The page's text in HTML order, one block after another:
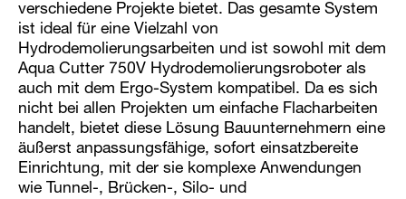
verschiedene Projekte bietet. Das gesamte System
ist ideal für eine Vielzahl von
Hydrodemolierungsarbeiten und ist sowohl mit dem
Aqua Cutter 750V Hydrodemolierungsroboter als
auch mit dem Ergo-System kompatibel. Da es sich
nicht bei allen Projekten um einfache Flacharbeiten
handelt, bietet diese Lösung Bauunternehmern eine
äußerst anpassungsfähige, sofort einsatzbereite
Einrichtung, mit der sie komplexe Anwendungen
wie Tunnel-, Brücken-, Silo- und